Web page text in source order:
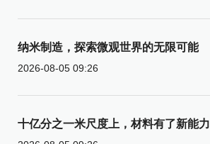
纳米制造，探索微观世界的无限可能
2026-08-05 09:26
十亿分之一米尺度上，材料有了新能力